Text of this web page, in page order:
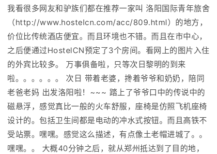
我看很多网友和驴族们都在推荐一家叫 洛阳国际青年旅舍
（http://www.hostelcn.com/acc/809.html）的地方，
价位比传统酒店便宜。而且环境也不错。而且在市中心，
之后便通过HostelCN预定了3个房间。看网上的图片入住
的外宾比较多。 万事俱备啦，只等次日黎明的到来
啦。。。。。。 次日 带着老婆，搀着爷爷和奶奶，陪同
老爸老妈 出发洛阳啦！~~~ 踏上了爷爷口中的传说中的
磁悬浮，感觉真比一般的火车舒服，座椅是仿照飞机座椅
设计的。包括卫生间都是电动的冲水式按钮。而且高铁不
受站票。嘿嘿。感觉这么描述，有点像土老帽进城了。。
嘿嘿。。 大概40分钟之后，就从郑州抵达到了目的地，